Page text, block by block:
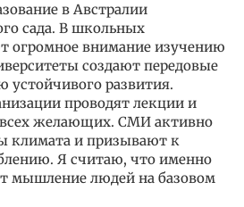
в Австралии
сада. В школьных
огромное внимание изучению
создают передовые
устойчивого развития.
проводят лекции и
желающих. СМИ активно
климата и призывают к
Я считаю, что именно
мышление людей на базовом